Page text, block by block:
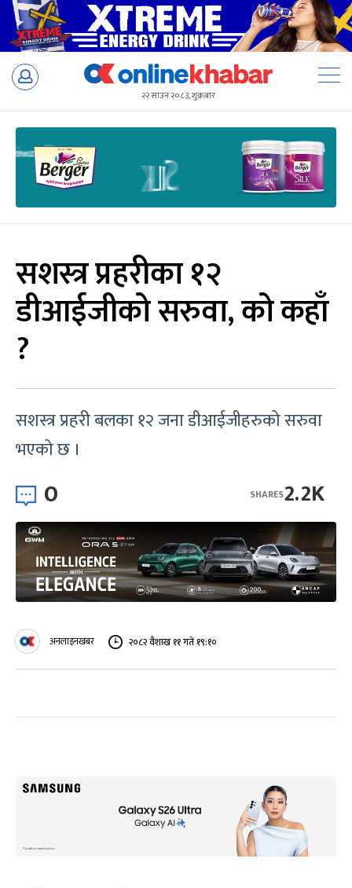
Skip
२२ साउन २०८३, शुक्रबार
सशस्त्र प्रहरीका १२
डीआईजीको सरुवा, को कहाँ
?
सशस्त्र प्रहरी बलका १२ जना डीआईजीहरुको सरुवा
भएको छ ।
0 2.2K
SHARES
अनलाइनखबर २०८२ वैशाख ११ गते १९:१०